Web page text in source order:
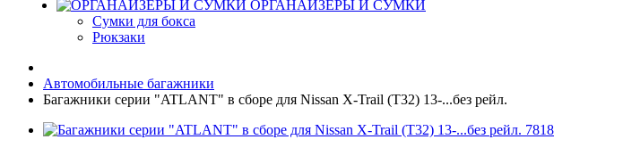
ОРГАНАЙЗЕРЫ И СУМКИ
Сумки для бокса
Рюкзаки
Автомобильные багажники
Багажники серии "ATLANT" в сборе для Nissan X-Trail (T32) 13-...без рейл.